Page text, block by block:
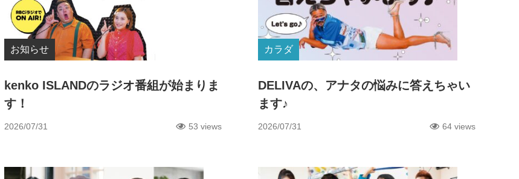
お知らせ
kenko ISLANDのラジオ番組が始まりま
す！
2026/07/31 53 views
カラダ
DELIVAの、アナタの悩みに答えちゃい
ます♪
2026/07/31 64 views